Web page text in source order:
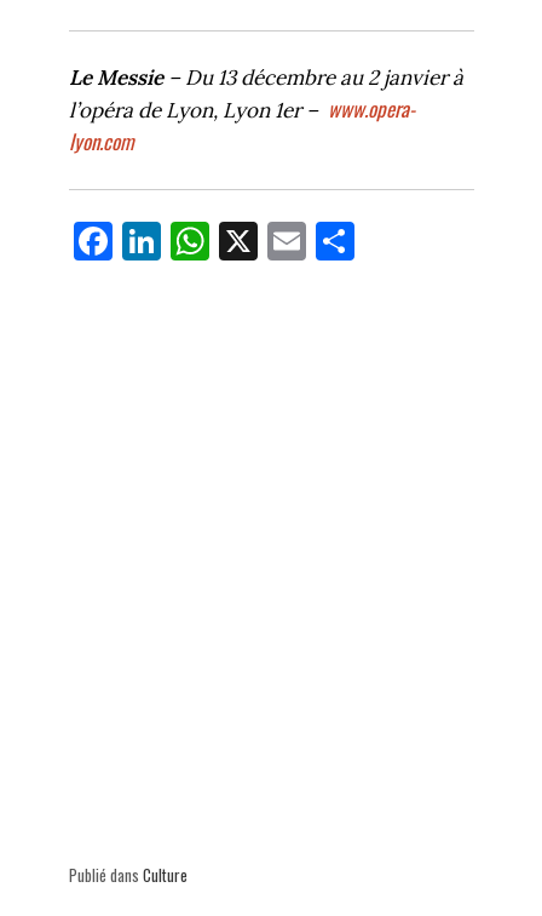
Le Messie– Du 13 décembre au 2 janvier à
l’opéra de Lyon, Lyon 1er – www.opera-
lyon.com
Fa
ce
Li
nk
W
ha
X E
m
Pa
Publié dans Culture